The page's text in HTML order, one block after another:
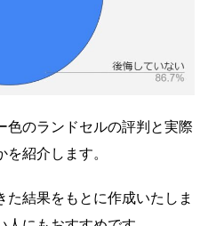
色のランドセルの評判と実際
紹介します。
結果をもとに作成いたしま